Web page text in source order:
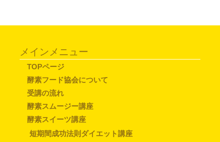
メインメニュー
TOPページ
酵素フード協会について
受講の流れ
酵素スムージー講座
酵素スイーツ講座
短期間成功法則ダイエット講座